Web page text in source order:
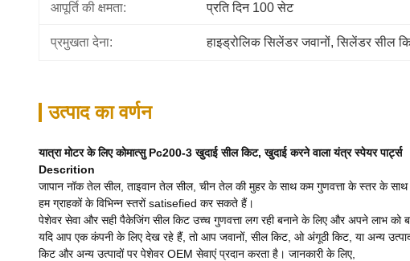
आपूर्ति की क्षमता: प्रति दिन 100 सेट
प्रमुखता देना: हाइड्रोलिक सिलेंडर जवानों, सिलेंडर सील
उत्पाद का वर्णन
यात्रा मोटर के लिए कोमात्सु Pc200-3 खुदाई सील किट, खुदाई करने वाला यंत्र स्पेयर पार्ट्स
Descrition
जापान नॉक तेल सील, ताइवान तेल सील, चीन तेल की मुहर के साथ कम गुणवत्ता के स्तर के साथ
हम ग्राहकों के विभिन्न स्तरों satisefied कर सकते हैं।
पेशेवर सेवा और सही पैकेजिंग सील किट उच्च गुणवत्ता लग रही बनाने के लिए और अपने लाभ को
यदि आप एक कंपनी के लिए देख रहे हैं, तो आप जवानों, सील किट, ओ अंगूठी किट, या अन्य
किट और अन्य उत्पादों पर पेशेवर OEM सेवाएं प्रदान करता है। जानकारी के लिए,